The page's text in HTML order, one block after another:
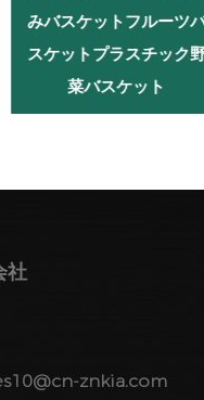
みバスケットフルーツバ
スケットプラスチック野
菜バスケット
社
znkia.com